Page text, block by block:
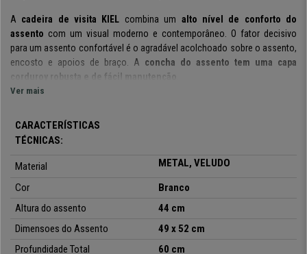
A cadeira de visita KIEL combina um alto nível de conforto do
assento com um visual moderno e contemporâneo. O fator decisivo
para um assento confortável é o agradável acolchoado sobre o assento,
encosto e apoios de braço. A concha do assento tem uma capa
corduroy robusta e de fácil manutenção
4 pernase encaixa-se de forma extremamente vantajosa em qualquer
ambiente.Para proteger o chão de riscos
garante a limpeza da cadeira sem esforço a qualquer momento.
As suas
irão impressionar as suas visitas desde o
primeiro momento. Está
disponível em
decorativas do espaço
onde a coloque.
veludoresistente, material de fácil cuidado e limpeza, um fator
Ver mais
CARACTERÍSTICAS
TÉCNICAS:
Material
METAL, VELUDO
Cor
Branco
Altura do assento
44 cm
Dimensoes do Assento
49 x 52 cm
Profundidade Total
60 cm